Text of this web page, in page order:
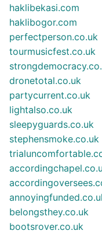
haklibekasi.com
haklibogor.com
perfectperson.co.uk
tourmusicfest.co.uk
dronetotal.co.uk
partycurrent.co.uk
lightalso.co.uk
sleepyguards.co.uk
stephensmoke.co.uk
belongsthey.co.uk
bootsrover.co.uk